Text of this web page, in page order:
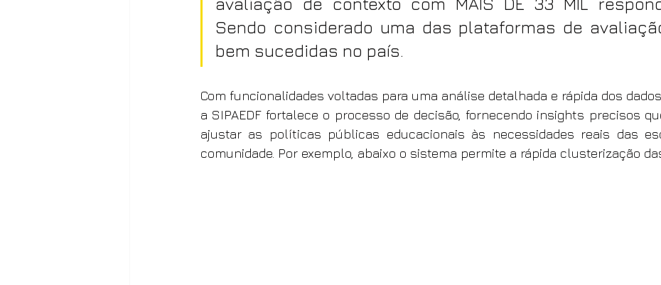
Sendo considerado uma das plataformas de
bem sucedidas no país.
Com funcionalidades voltadas para uma análise detalhada e rápida dos
a SIPAEDF fortalece o processo de decisão, fornecendo insights precisos
ajustar as políticas públicas educacionais às necessidades reais das
comunidade. Por exemplo, abaixo o sistema permite a rápida clusterização